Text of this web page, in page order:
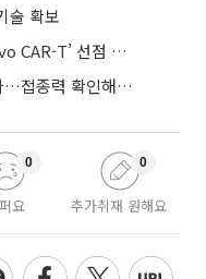
술 확보
J&J도 참전…빅파마, 차세대 ‘in vivo CAR-T’ 선점 경쟁 본격화
“폐렴구균 백신, 맞았다고 끝 아니다…접종력 확인해야”
요
0
추가취재 원해요
0